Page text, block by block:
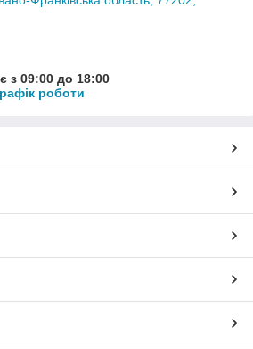
з 09:00 до 18:00
роботи